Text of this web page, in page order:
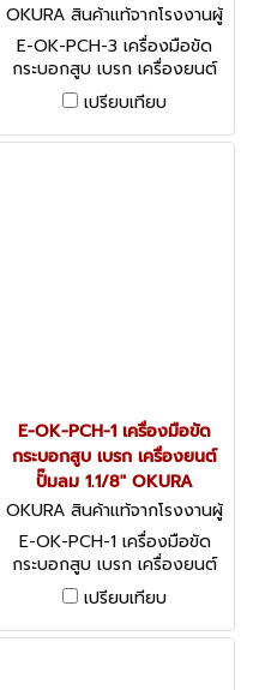
OKURA สินค้าแท้จากโรงงานผู้
ผลิต E-OK-PCH-3
E-OK-PCH-3 เครื่องมือขัด
กระบอกสูบ เบรก เครื่องยนต์
ปั๊มลม 3" OKURA
เปรียบเทียบ
E-OK-PCH-1 เครื่องมือขัด
กระบอกสูบ เบรก เครื่องยนต์
ปั๊มลม 1.1/8" OKURA
OKURA สินค้าแท้จากโรงงานผู้
ผลิต E-OK-PCH-1
E-OK-PCH-1 เครื่องมือขัด
กระบอกสูบ เบรก เครื่องยนต์
ปั๊มลม 1.1/8" OKURA
เปรียบเทียบ